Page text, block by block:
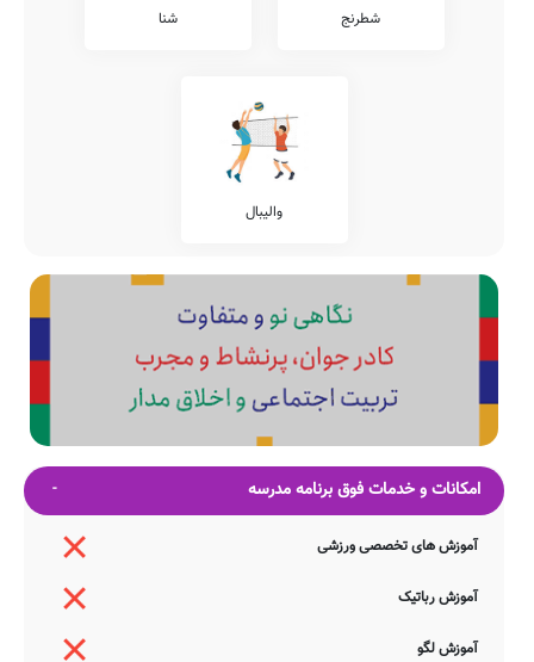
شطرنج شنا
والیبال
امکانات و خدمات فوق برنامه مدرسه
آموزش های تخصصی ورزشی
آموزش رباتیک
آموزش لگو